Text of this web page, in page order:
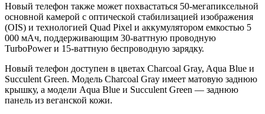
Новый телефон также может похвастаться 50-мегапиксельной
основной камерой с оптической стабилизацией изображения
(OIS) и технологией Quad Pixel и аккумулятором емкостью 5
000 мАч, поддерживающим 30-ваттную проводную
TurboPower и 15-ваттную беспроводную зарядку.
Новый телефон доступен в цветах Charcoal Gray, Aqua Blue и
Succulent Green. Модель Charcoal Gray имеет матовую заднюю
крышку, а модели Aqua Blue и Succulent Green — заднюю
панель из веганской кожи.